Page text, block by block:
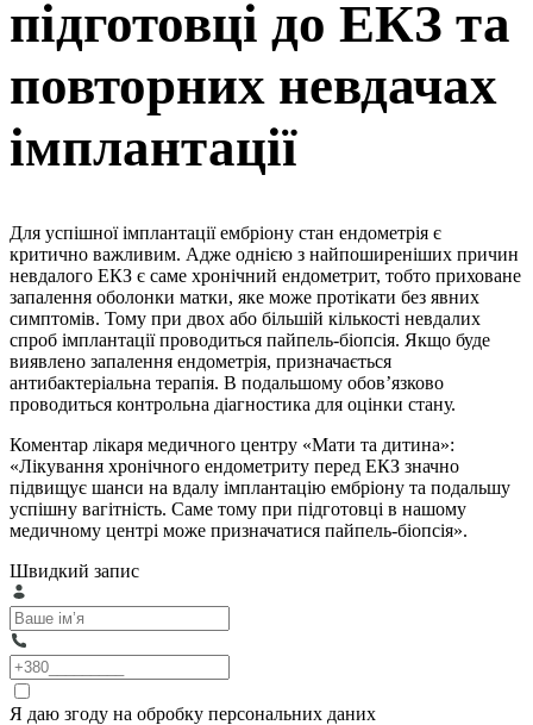
підготовці до ЕКЗ та
повторних невдачах
імплантації
Для успішної імплантації ембріону стан ендометрія є
критично важливим. Адже однією з найпоширеніших причин
невдалого ЕКЗ є саме хронічний ендометрит, тобто приховане
запалення оболонки матки, яке може протікати без явних
симптомів. Тому при двох або більшій кількості невдалих
спроб імплантації проводиться пайпель-біопсія. Якщо буде
виявлено запалення ендометрія, призначається
антибактеріальна терапія. В подальшому обов’язково
проводиться контрольна діагностика для оцінки стану.
Коментар лікаря медичного центру «Мати та дитина»:
«Лікування хронічного ендометриту перед ЕКЗ значно
підвищує шанси на вдалу імплантацію ембріону та подальшу
успішну вагітність. Саме тому при підготовці в нашому
медичному центрі може призначатися пайпель-біопсія».
Швидкий запис
Я даю згоду на обробку персональних даних